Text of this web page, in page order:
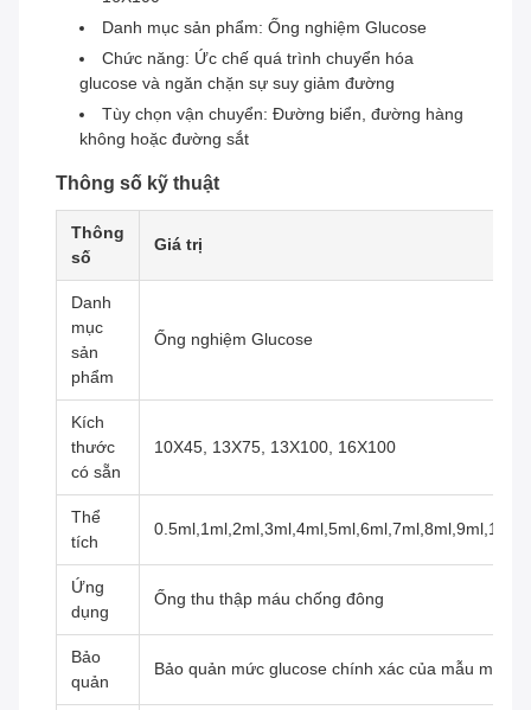
Danh mục sản phẩm: Ống nghiệm Glucose
Chức năng: Ức chế quá trình chuyển hóa
glucose và ngăn chặn sự suy giảm đường
Tùy chọn vận chuyển: Đường biển, đường hàng
không hoặc đường sắt
Thông số kỹ thuật
Thông
số
Giá trị
Danh
mục
sản
phẩm
Ống nghiệm Glucose
Kích
thước
có sẵn
10X45, 13X75, 13X100, 16X100
Thể
tích
0.5ml,1ml,2ml,3ml,4ml,5ml,6ml,7ml,8ml,9ml,10ml
Ứng
dụng
Ống thu thập máu chống đông
Bảo
quản
Bảo quản mức glucose chính xác của mẫu máu